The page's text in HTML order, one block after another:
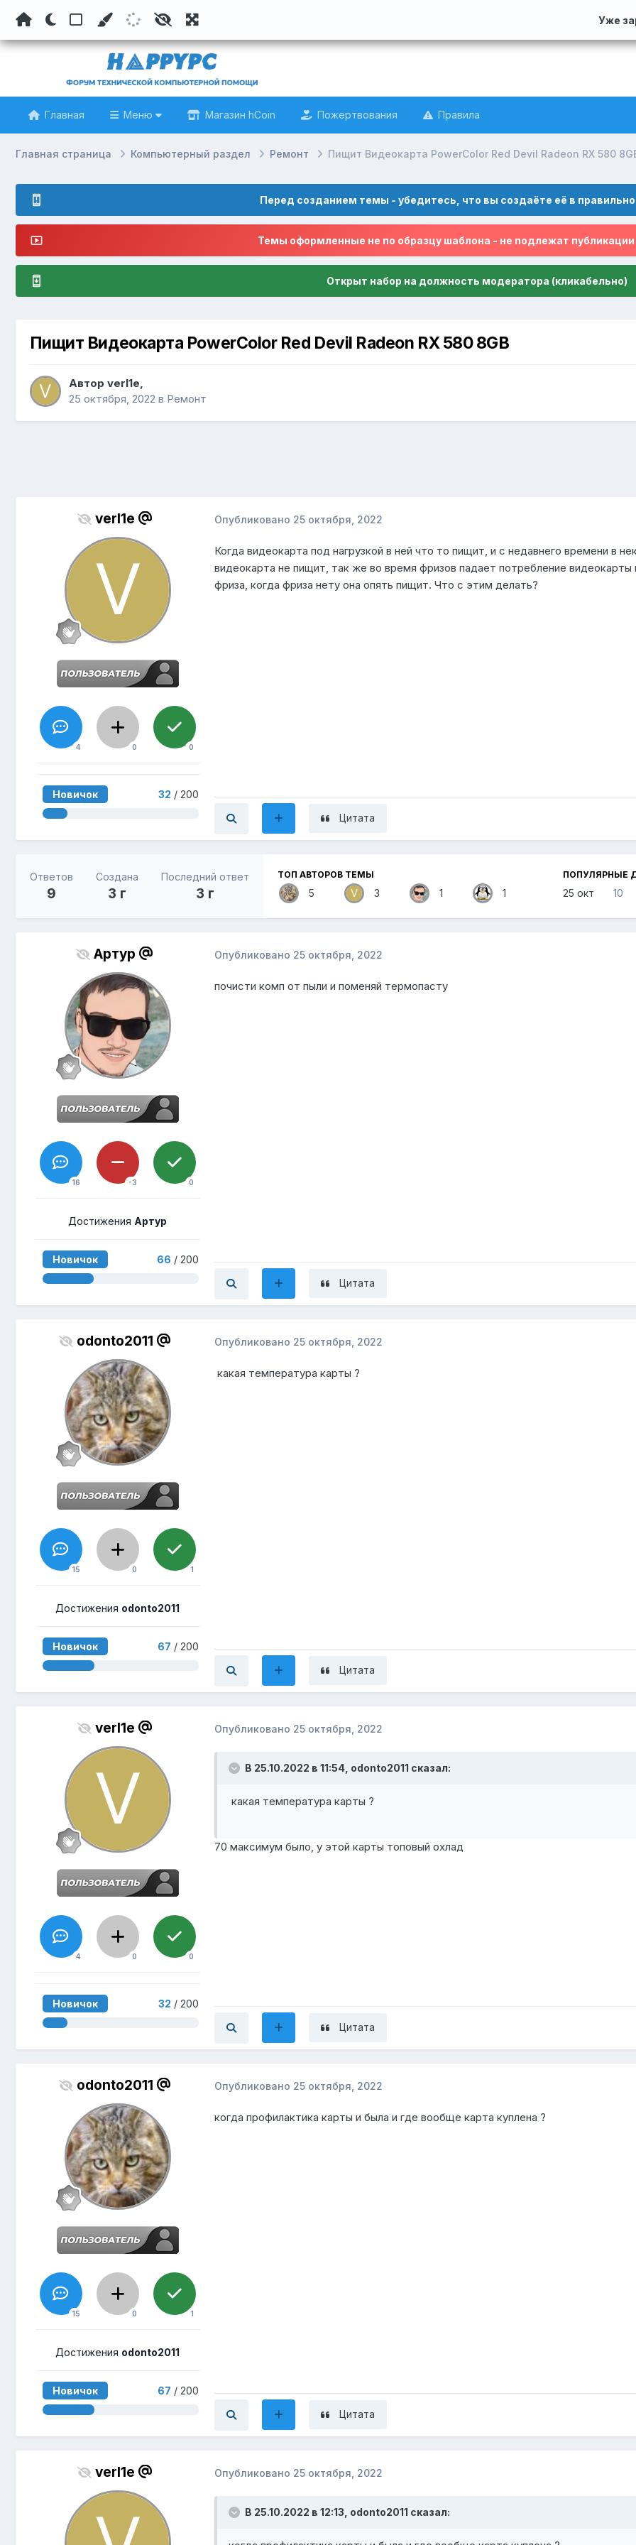
Уже
Главная Меню Магазин hCoin Пожертвования Правила
Главная страница Компьютерный раздел Ремонт Пищит Видеокарта PowerColor Red Devil Radeon RX 580
Перед созданием темы - убедитесь, что вы создаёте её в
Темы оформленные не по образцу шаблона - не подлежат
Открыт набор на должность модератора (кликабельно)
Пищит Видеокарта PowerColor Red Devil Radeon RX 580 8GB
Автор verl1e
25 октября, 2022 в Ремонт
verl1e
4 0 0
Новичок 32 / 200
Опубликовано 25 октября, 2022
Когда видеокарта под нагрузкой в ней что то пищит, и с недавнего времени в
видеокарта не пищит, так же во время фризов падает потребление
фриза, когда фриза нету она опять пищит. Что с этим делать?
Цитата
Ответов
9
Создана
3 г
Последний ответ
3 г
ТОП АВТОРОВ ТЕМЫ
5 3 1 1
ПОПУЛЯРНЫЕ
25 окт 10
Артур
16 -3 0
Достижения Артур
Новичок 66 / 200
Опубликовано 25 октября, 2022
почисти комп от пыли и поменяй термопасту
Цитата
odonto2011
15 0 1
Достижения odonto2011
Новичок 67 / 200
Опубликовано 25 октября, 2022
какая температура карты ?
Цитата
verl1e
4 0 0
Новичок 32 / 200
Опубликовано 25 октября, 2022
В 25.10.2022 в 11:54, odonto2011 сказал:
какая температура карты ?
70 максимум было, у этой карты топовый охлад
Цитата
odonto2011
15 0 1
Достижения odonto2011
Новичок 67 / 200
Опубликовано 25 октября, 2022
когда профилактика карты и была и где вообще карта куплена ?
Цитата
verl1e Опубликовано 25 октября, 2022
В 25.10.2022 в 12:13, odonto2011 сказал: